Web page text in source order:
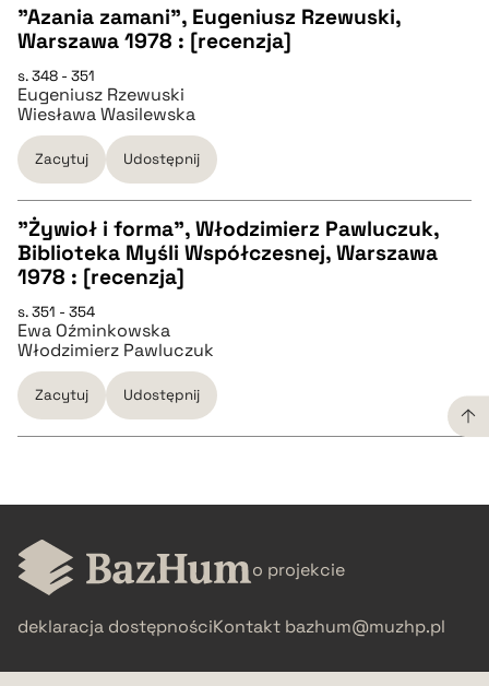
pobierz cytat
pobierz cytat
BIBTEX
pobierz cytat
"Azania zamani", Eugeniusz Rzewuski,
Warszawa 1978 : [recenzja]
s. 348 - 351
Eugeniusz Rzewuski
Wiesława Wasilewska
Zacytuj Udostępnij
CZYSTY TEKST
pobierz cytat
BIBTEX
"Żywioł i forma", Włodzimierz Pawluczuk,
Biblioteka Myśli Współczesnej, Warszawa
1978 : [recenzja]
s. 351 - 354
Ewa Oźminkowska
Włodzimierz Pawluczuk
Zacytuj Udostępnij
CZYSTY TEKST
pobierz cytat
BIBTEX
o projekcie
deklaracja dostępnościKontakt bazhum@muzhp.pl